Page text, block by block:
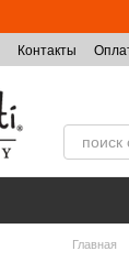
Контакты
Главная